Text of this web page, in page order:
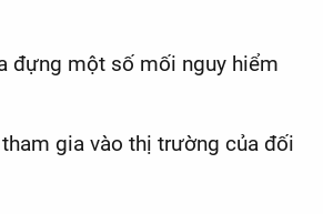
đựng một số mối nguy hiểm
gia vào thị trường của đối